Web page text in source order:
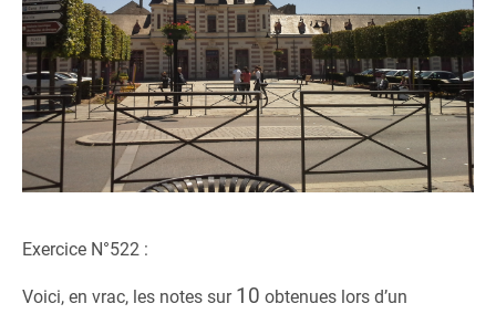
Exercice N°522 :
Voici, en vrac, les notes sur 10 obtenues lors d’un